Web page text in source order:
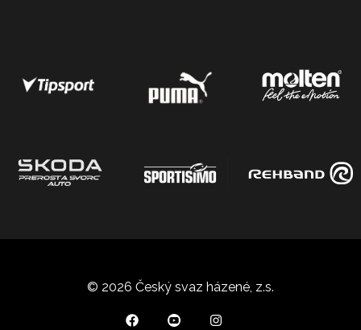
© 2026 Český svaz házené, z.s.